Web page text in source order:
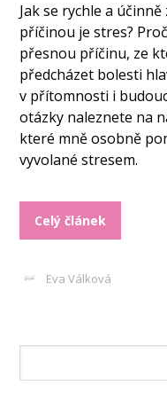
Jak se rychle a
příčinou je stres?
přesnou příčinu, ze
předcházet bolesti
v přítomnosti i
otázky naleznete na
které mně osobně
vyvolané stresem.
Celý článek
Eva Válková